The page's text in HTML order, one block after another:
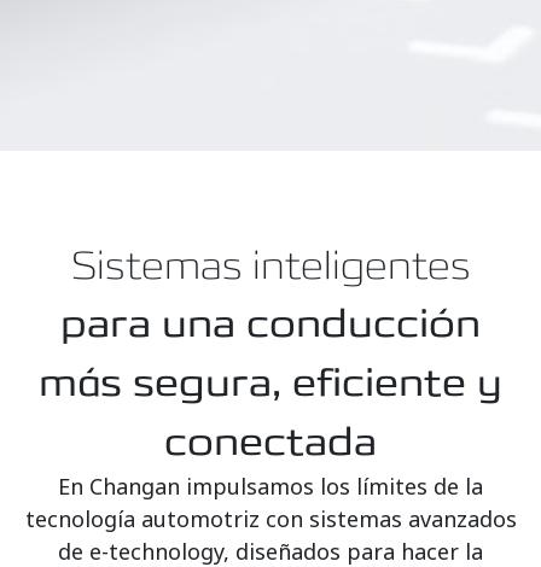
Sistemas inteligentes
para una conducción
más segura, eficiente y
conectada
En Changan impulsamos los límites de la
tecnología automotriz con sistemas avanzados
de e-technology, diseñados para hacer la